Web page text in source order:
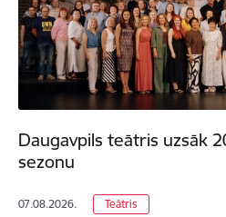
Daugavpils teātris uzsāk
sezonu
07.08.2026. Teātris